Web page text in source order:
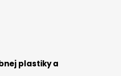
plastiky a